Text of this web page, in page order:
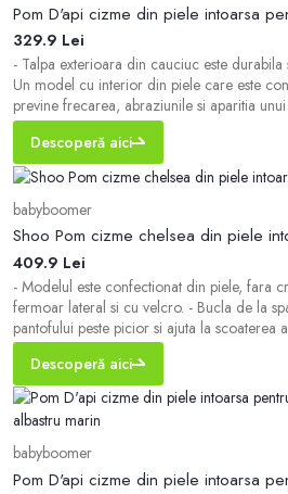
329.9 Lei
- Talpa exterioara din cauciuc este
Un model cu interior din piele care este
previne frecarea, abraziunile si aparitia
larga pentru incaltarea usoara a pantofilor. -
pantofului sprijina pozitionarea corecta a
Descoperă aici
babyboomer
409.9 Lei
- Modelul este confectionat din piele, fara
fermoar lateral si cu velcro. - Bucla de la
pantofului peste picior si ajuta la scoaterea
intarita. - Contorul de calcai rigid
pantof, astfel incat sa nu alunece in timpul
Descoperă aici
babyboomer